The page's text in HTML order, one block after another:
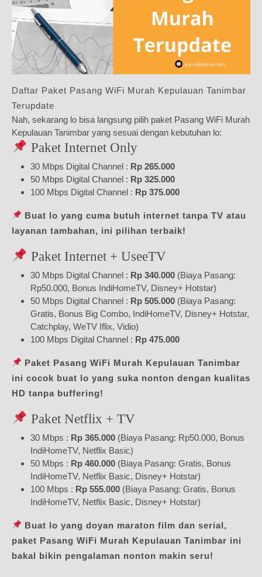
Daftar Paket Pasang WiFi Murah Kepulauan Tanimbar
Terupdate
Nah, sekarang lo bisa langsung pilih paket Pasang WiFi Murah
Kepulauan Tanimbar yang sesuai dengan kebutuhan lo:
Paket Internet Only
30 Mbps Digital Channel : Rp 265.000
50 Mbps Digital Channel : Rp 325.000
100 Mbps Digital Channel : Rp 375.000
Buat lo yang cuma butuh internet tanpa TV atau
layanan tambahan, ini pilihan terbaik!
Paket Internet + UseeTV
30 Mbps Digital Channel : Rp 340.000 (Biaya Pasang:
Rp50.000, Bonus IndiHomeTV, Disney+ Hotstar)
50 Mbps Digital Channel : Rp 505.000 (Biaya Pasang:
Gratis, Bonus Big Combo, IndiHomeTV, Disney+ Hotstar,
Catchplay, WeTV Iflix, Vidio)
100 Mbps Digital Channel : Rp 475.000
Paket Pasang WiFi Murah Kepulauan Tanimbar
ini cocok buat lo yang suka nonton dengan kualitas
HD tanpa buffering!
Paket Netflix + TV
30 Mbps : Rp 365.000 (Biaya Pasang: Rp50.000, Bonus
IndiHomeTV, Netflix Basic)
50 Mbps : Rp 460.000 (Biaya Pasang: Gratis, Bonus
IndiHomeTV, Netflix Basic, Disney+ Hotstar)
100 Mbps : Rp 555.000 (Biaya Pasang: Gratis, Bonus
IndiHomeTV, Netflix Basic, Disney+ Hotstar)
Buat lo yang doyan maraton film dan serial,
paket Pasang WiFi Murah Kepulauan Tanimbar ini
bakal bikin pengalaman nonton makin seru!